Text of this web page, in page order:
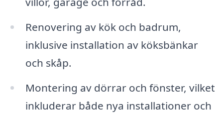
Renovering av kök och badrum,
inklusive installation av köksbänkar
och skåp.
Montering av dörrar och fönster, vilket
inkluderar både nya installationer och